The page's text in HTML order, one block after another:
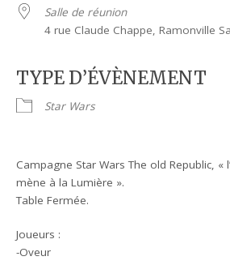
Salle de réunion
4 rue Claude Chappe, Ramonville
TYPE D’ÉVÈNEMENT
Star Wars
Campagne Star Wars The old Republic, «
mène à la Lumière ».
Table Fermée.
Joueurs :
-Oveur